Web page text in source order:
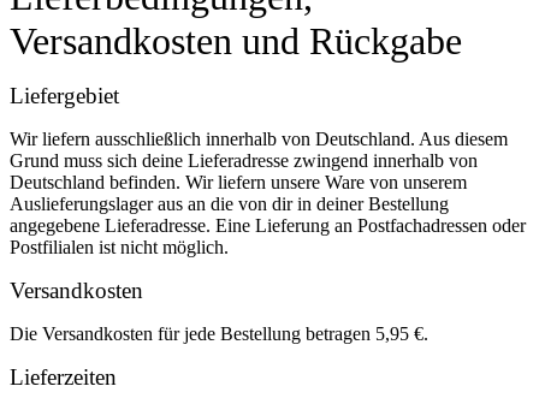
Versandkosten und Rückgabe
Liefergebiet
Wir liefern ausschließlich innerhalb von Deutschland. Aus diesem
Grund muss sich deine Lieferadresse zwingend innerhalb von
Deutschland befinden. Wir liefern unsere Ware von unserem
Auslieferungslager aus an die von dir in deiner Bestellung
angegebene Lieferadresse. Eine Lieferung an Postfachadressen oder
Postfilialen ist nicht möglich.
Versandkosten
Die Versandkosten für jede Bestellung betragen 5,95 €.
Lieferzeiten